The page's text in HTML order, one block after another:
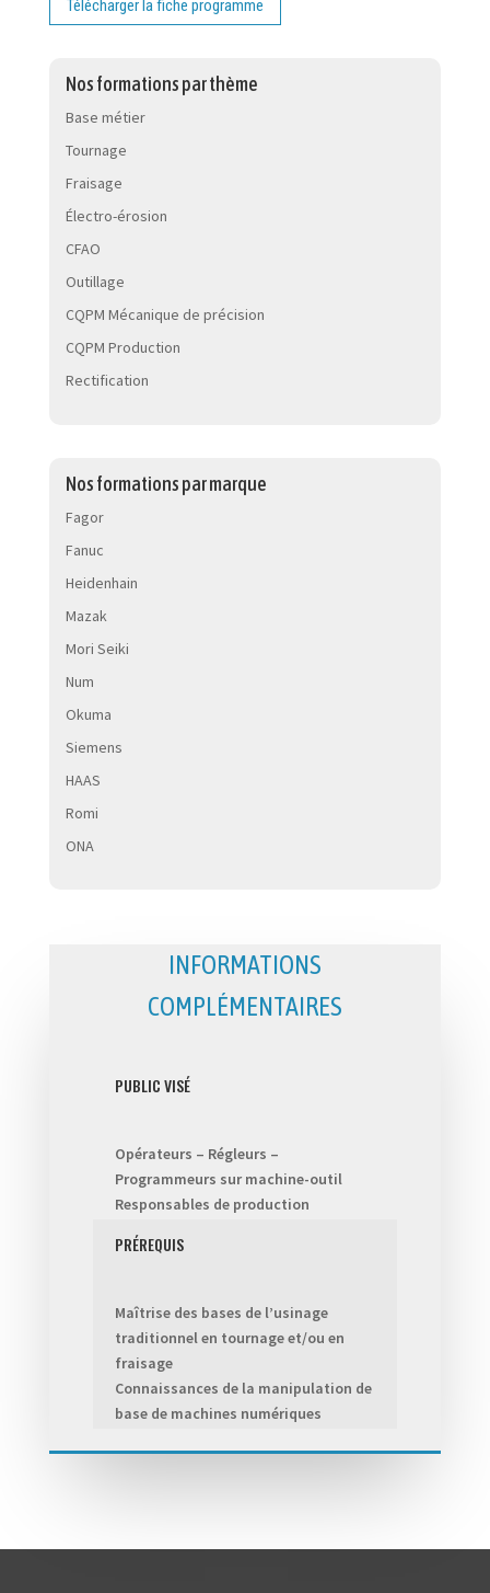
Télécharger la fiche programme
Nos formations par thème
Base métier
Tournage
Fraisage
Électro-érosion
CFAO
Outillage
CQPM Mécanique de précision
CQPM Production
Rectification
Nos formations par marque
Fagor
Fanuc
Heidenhain
Mazak
Mori Seiki
Num
Okuma
Siemens
HAAS
Romi
ONA
INFORMATIONS
COMPLÉMENTAIRES
PUBLIC VISÉ
Opérateurs – Régleurs –
Programmeurs sur machine-outil
Responsables de production
PRÉREQUIS
Maîtrise des bases de l’usinage
traditionnel en tournage et/ou en
fraisage
Connaissances de la manipulation de
base de machines numériques